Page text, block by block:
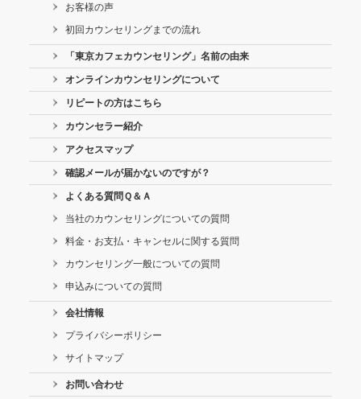
お客様の声
初回カウンセリングまでの流れ
「東京カフェカウンセリング」名前の由来
オンラインカウンセリングについて
リピートの方はこちら
カウンセラー紹介
アクセスマップ
確認メールが届かないのですが？
よくある質問Ｑ＆Ａ
当社のカウンセリングについての質問
料金・お支払・キャンセルに関する質問
カウンセリング一般についての質問
申込みについての質問
会社情報
プライバシーポリシー
サイトマップ
お問い合わせ